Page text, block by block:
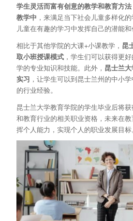
学生灵活而富有创意的教学和教育方
教学中 ，来满足当下社会儿童多样化
儿童在有趣的学习中发挥自己的潜能和
相比于其他学院的大课+小课教学， 昆
取小班授课模式，学生们可以获得更
学的专业知识和技能。此外， 昆士兰
实习 ，让学生可以到昆士兰州的中小
的行业经验。
昆士兰大学教育学院的学生毕业后将
和教育行业的相关职业资格，未来在
挥个人能力，实现个人的职业发展目标。